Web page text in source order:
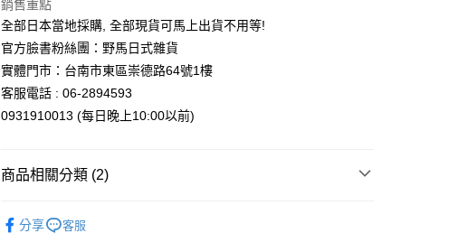
臺灣中小企業銀行
匯豐（台灣）商業銀行
華泰商業銀行
聯邦商業銀行
玉山商業銀行
星展（台灣）商業銀行
台新國際商業銀行
台灣樂天信用卡公司
街口支付
悠遊付
Google Pay
全家取貨付款
銷售重點
全部日本當地採購, 全部現貨可馬上出貨不用等!
官方臉書粉絲團：野馬日式雜貨
實體門市：台南市東區崇德路64號1樓
客服電話 : 06-2894593
0931910013 (每日晚上10:00以前)
商品相關分類 (2)
分享 客服